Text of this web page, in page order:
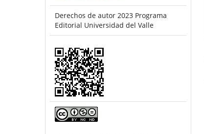
Derechos de autor 2023 Programa
Editorial Universidad del Valle